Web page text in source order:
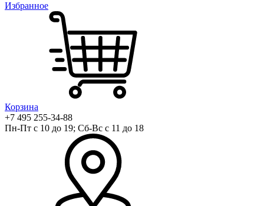
Избранное
Корзина
+7 495 255-34-88
Пн-Пт с 10 до 19; Сб-Вс с 11 до 18